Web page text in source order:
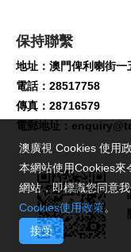
保持聯繫
地址：澳門俾利喇街
電話：28517758
傳真：28716579
電郵地址：
澳廣視 Cookies 使用
本網站使用Cookies來
網站，即標識您同意
Cookies使用政策。
接受